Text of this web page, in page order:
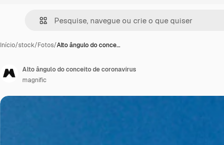
Início/stock/Fotos/Alto ângulo do conce…
Alto ângulo do conceito de coronavírus
magnific